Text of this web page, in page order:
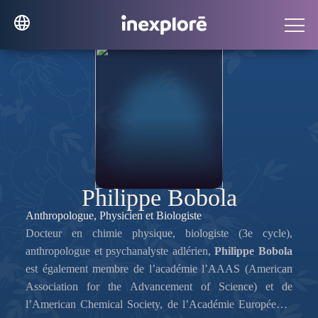
Philippe Bobola
Anthropologue, Physicien et Biologiste
Docteur en chimie physique, biologiste (3e cycle),
anthropologue et psychanalyste adlérien, Philippe Bobola
est également membre de l’académie l’AAAS (American
Association for the Advancement of Science) et de
l’American Chemical Society, de l’Académie Européenne